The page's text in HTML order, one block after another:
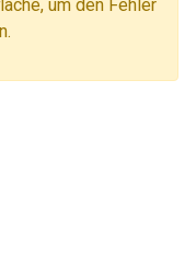
um den Fehler
um den Fehler
um den Fehler